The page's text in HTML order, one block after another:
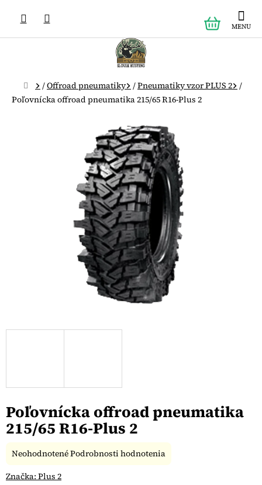
obsah
KOŠÍK
Domov
/Offroad pneumatiky /Pneumatiky vzor PLUS 2 /
Poľovnícka offroad pneumatika 215/65 R16-Plus 2
Poľovnícka offroad pneumatika
215/65 R16-Plus 2
Priemerné
produktu
NeohodnotenéPodrobnosti hodnotenia
Značka: Plus 2